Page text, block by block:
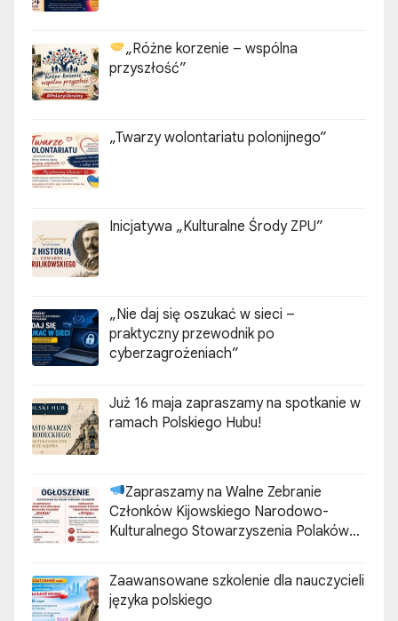
„Różne korzenie – wspólna
przyszłość”
„Twarzy wolontariatu polonijnego”
Inicjatywa „Kulturalne Środy ZPU”
„Nie daj się oszukać w sieci –
praktyczny przewodnik po
cyberzagrożeniach”
Już 16 maja zapraszamy na spotkanie w
ramach Polskiego Hubu!
Zapraszamy na Walne Zebranie
Członków Kijowskiego Narodowo-
Kulturalnego Stowarzyszenia Polaków
Zaawansowane szkolenie dla nauczycieli
języka polskiego